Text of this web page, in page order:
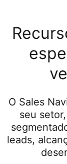
O Sales
seu
leads,